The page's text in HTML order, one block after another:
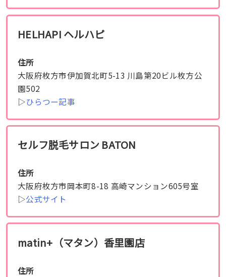
HELHAPI ヘルハピ
住所
大阪府枚方市伊加賀北町5-13 川島第20ビル枚方公
園502
▷ひらつー記事
セルフ脱毛サロン BATON
住所
大阪府枚方市岡本町8-18 高崎マンション605号室
▷公式サイト
matin+（マタン）香里園店
住所